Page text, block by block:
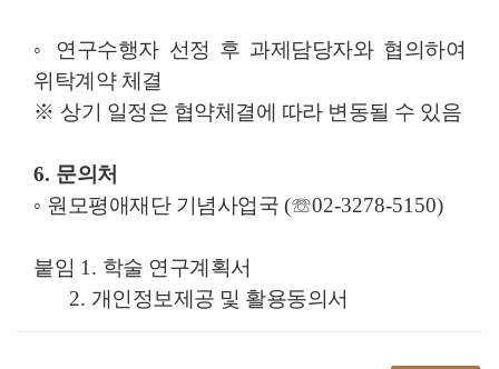
◦
연구수행자 선정 후 과제담당자와 협의하여
위탁계약 체결
※ 상기 일정은 협약체결에 따라 변동될 수 있음
6. 문의처
◦ 원모평애재단 기념사업국 (☏02-3278-5150)
붙임 1. 학술 연구계획서
2. 개인정보제공 및 활용동의서